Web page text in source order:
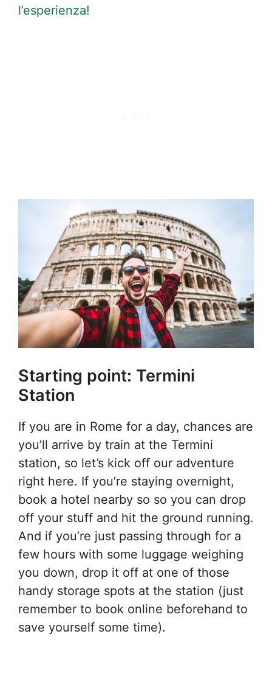
l’esperienza!
Starting point: Termini
Station
If you are in Rome for a day, chances are
you’ll arrive by train at the Termini
station, so let’s kick off our adventure
right here. If you’re staying overnight,
book a hotel nearby so so you can drop
off your stuff and hit the ground running.
And if you’re just passing through for a
few hours with some luggage weighing
you down, drop it off at one of those
handy storage spots at the station (just
remember to book online beforehand to
save yourself some time).